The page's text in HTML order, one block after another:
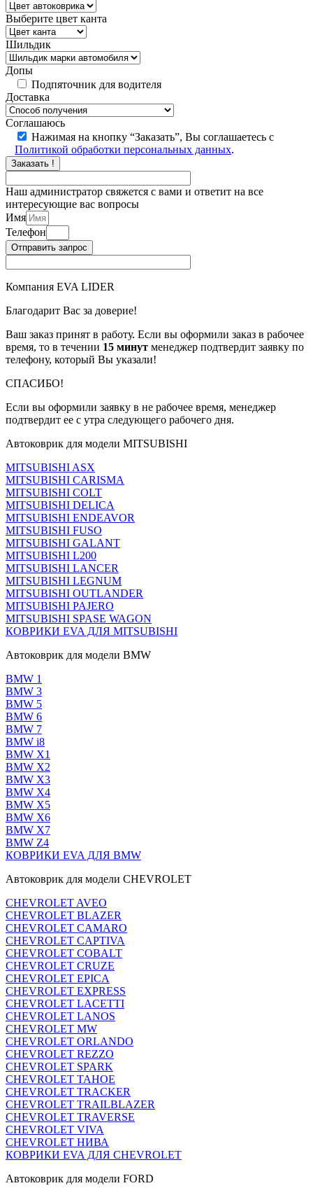
Выберите цвет канта
Шильдик
Допы
Подпяточник для водителя
Доставка
Соглашаюсь
Нажимая на кнопку “Заказать”, Вы соглашаетесь с
Политикой обработки персональных данных.
Заказать !
Наш администратор свяжется с вами и ответит на все
интересующие вас вопросы
Имя
Телефон
Отправить запрос
Компания EVA LIDER
Благодарит Вас за доверие!
Ваш заказ принят в работу. Если вы оформили заказ в рабочее
время, то в течении 15 минут менеджер подтвердит заявку по
телефону, который Вы указали!
СПАСИБО!
Если вы оформили заявку в не рабочее время, менеджер
подтвердит ее с утра следующего рабочего дня.
Автоковрик для модели MITSUBISHI
MITSUBISHI ASX
MITSUBISHI CARISMA
MITSUBISHI COLT
MITSUBISHI DELICA
MITSUBISHI ENDEAVOR
MITSUBISHI FUSO
MITSUBISHI GALANT
MITSUBISHI L200
MITSUBISHI LANCER
MITSUBISHI LEGNUM
MITSUBISHI OUTLANDER
MITSUBISHI PAJERO
MITSUBISHI SPASE WAGON
КОВРИКИ EVA ДЛЯ MITSUBISHI
Автоковрик для модели BMW
BMW 1
BMW 3
BMW 5
BMW 6
BMW 7
BMW i8
BMW X1
BMW X2
BMW X3
BMW X4
BMW X5
BMW X6
BMW X7
BMW Z4
КОВРИКИ EVA ДЛЯ BMW
Автоковрик для модели CHEVROLET
CHEVROLET AVEO
CHEVROLET BLAZER
CHEVROLET CAMARO
CHEVROLET CAPTIVA
CHEVROLET COBALT
CHEVROLET CRUZE
CHEVROLET EPICA
CHEVROLET EXPRESS
CHEVROLET LACETTI
CHEVROLET LANOS
CHEVROLET MW
CHEVROLET ORLANDO
CHEVROLET REZZO
CHEVROLET SPARK
CHEVROLET TAHOE
CHEVROLET TRACKER
CHEVROLET TRAILBLAZER
CHEVROLET TRAVERSE
CHEVROLET VIVA
CHEVROLET НИВА
КОВРИКИ EVA ДЛЯ CHEVROLET
Автоковрик для модели FORD